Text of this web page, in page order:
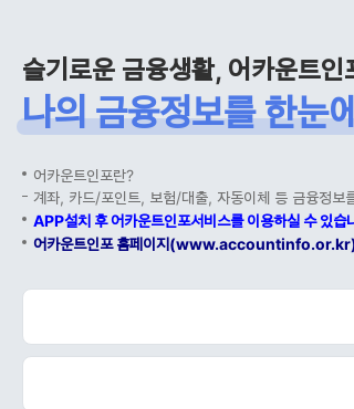
슬기로운 금융생활, 어카운트인
나의 금융정보를 한눈에
어카운트인포란?
계좌, 카드/포인트, 보험/대출, 자동이체 등 금융정보
APP설치 후 어카운트인포서비스를 이용하실 수 있습
어카운트인포 홈페이지(www.accountinfo.or.kr)